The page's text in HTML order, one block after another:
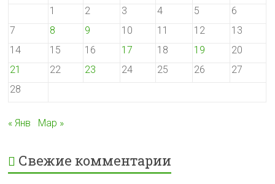
1
2 3 4 5
6
7
8 9 10 11 12
13
14
15 16 17 18 19
20
21
22 23 24 25 26
27
28
« Янв Мар »
Свежие комментарии